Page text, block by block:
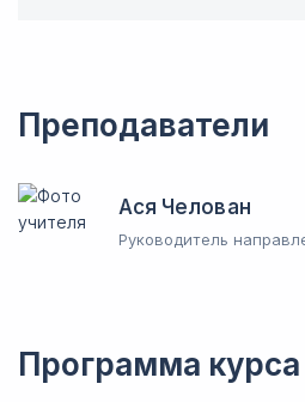
Преподаватели
Ася Челован
Руководитель
Программа курса